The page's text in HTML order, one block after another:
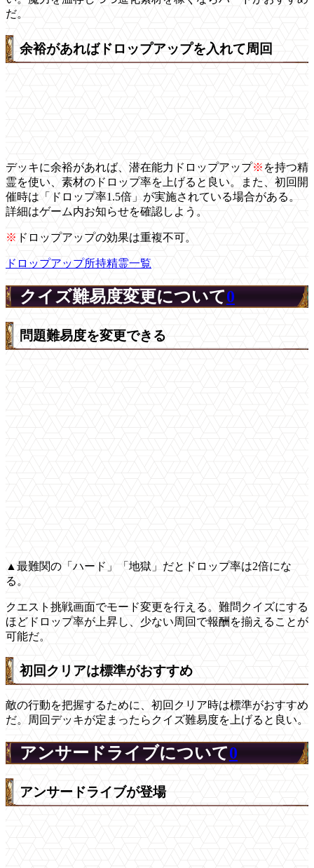
だ。
余裕があればドロップアップを入れて周回
デッキに余裕があれば、潜在能力ドロップアップ※ を持つ精
霊を使い、素材のドロップ率を上げると良い。また、初回開
催時は「ドロップ率1.5倍」が実施されている場合がある。
詳細はゲーム内お知らせを確認しよう。
※ ドロップアップの効果は重複不可。
ドロップアップ所持精霊一覧
クイズ難易度変更について0
問題難易度を変更できる
▲最難関の「ハード」「地獄」だとドロップ率は2倍にな
る。
クエスト挑戦画面でモード変更を行える。難問クイズにする
ほどドロップ率が上昇し、少ない周回で報酬を揃えることが
可能だ。
初回クリアは標準がおすすめ
敵の行動を把握するために、初回クリア時は標準がおすすめ
だ。周回デッキが定まったらクイズ難易度を上げると良い。
アンサードライブについて0
アンサードライブが登場